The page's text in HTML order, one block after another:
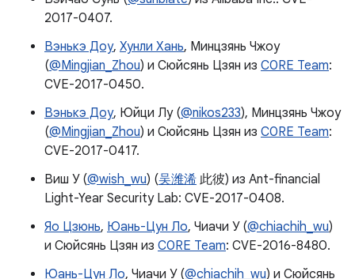
2017-0407.
Вэнькэ Доу, Хунли Хань, Минцзянь Чжоу
(@Mingjian_Zhou) и Сюйсянь Цзян из C0RE Team:
CVE-2017-0450.
Вэнькэ Доу, Юйци Лу (@nikos233), Минцзянь Чжоу
(@Mingjian_Zhou) и Сюйсянь Цзян из C0RE Team:
CVE-2017-0417.
Виш У (@wish_wu) (吴潍浠 此彼) из Ant-financial
Light-Year Security Lab: CVE-2017-0408.
Яо Цзюнь, Юань-Цун Ло, Чиачи У (@chiachih_wu)
и Сюйсянь Цзян из C0RE Team: CVE-2016-8480.
Юань-Цун Ло, Чиачи У (@chiachih_wu) и Сюйсянь